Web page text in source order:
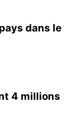
dans le
4 millions